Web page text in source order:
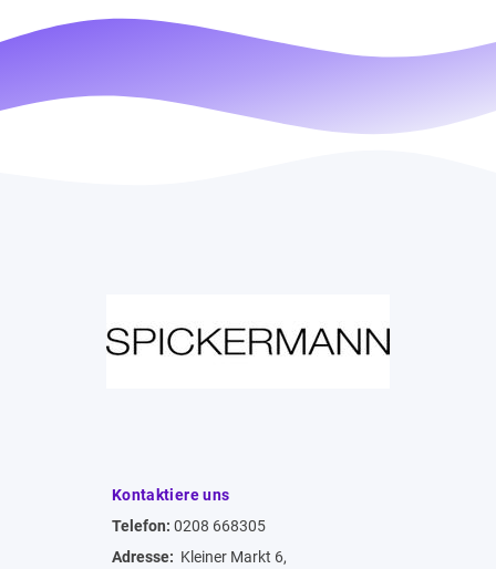
Kontaktiere uns
Telefon: 0208 668305
Adresse: Kleiner Markt 6,